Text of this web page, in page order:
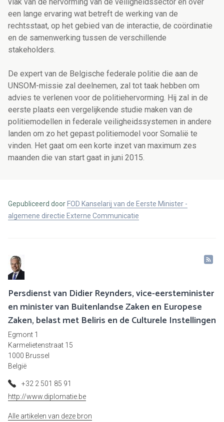
een lange ervaring wat betreft de werking van de
rechtsstaat, op het gebied van de interactie, de coördinatie
en de samenwerking tussen de verschillende
stakeholders.
De expert van de Belgische federale politie die aan de
UNSOM-missie zal deelnemen, zal tot taak hebben om
advies te verlenen voor de politiehervorming. Hij zal in de
eerste plaats een vergelijkende studie maken van de
politiemodellen in federale veiligheidssystemen in andere
landen om zo het gepast politiemodel voor Somalië te
vinden. Het gaat om een korte inzet van maximum zes
maanden die van start gaat in juni 2015.
Gepubliceerd door FOD Kanselarij van de Eerste Minister -
algemene directie Externe Communicatie
Persdienst van Didier Reynders, vice-eersteminister
en minister van Buitenlandse Zaken en Europese
Zaken, belast met Beliris en de Culturele Instellingen
Egmont 1
Karmelietenstraat 15
1000 Brussel
België
+32 2 501 85 91
http://www.diplomatie.be
Alle artikelen van deze bron